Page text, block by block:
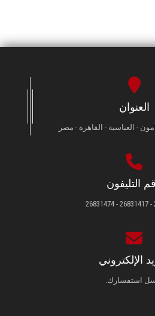
العنوان
- العباسية - القاهرة - مصر
التليفون
الإلكتروني
استفسارك.